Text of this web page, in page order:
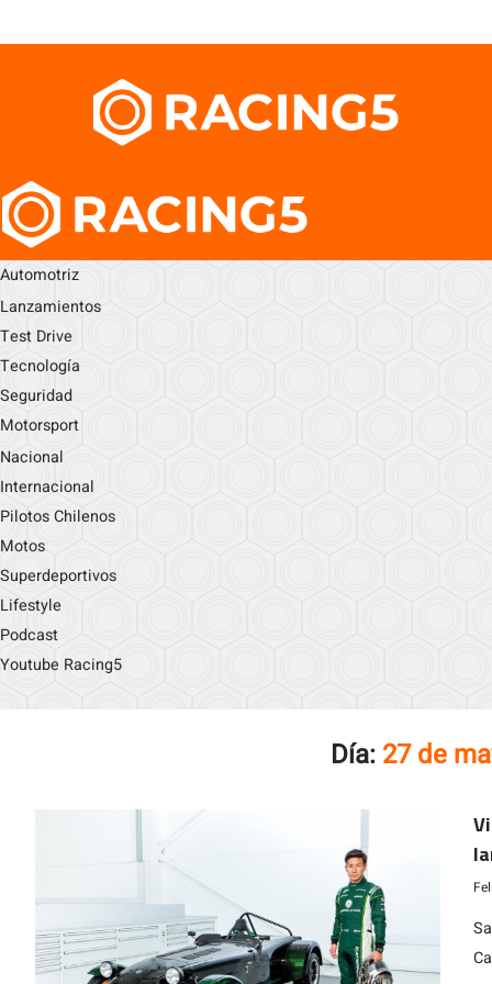
Automotriz
Lanzamientos
Test Drive
Tecnología
Seguridad
Motorsport
Nacional
Internacional
Pilotos Chilenos
Motos
Superdeportivos
Lifestyle
Podcast
Youtube Racing5
Día: 27 de